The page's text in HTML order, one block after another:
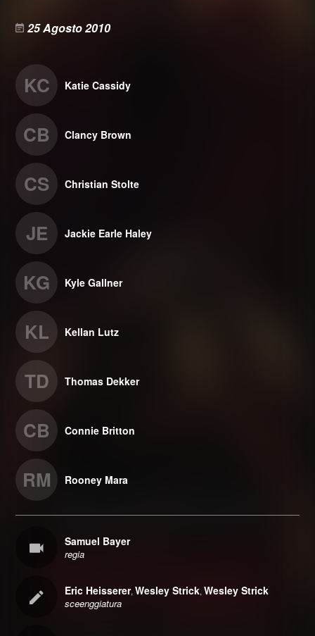
25 Agosto 2010
KC Katie Cassidy
CB Clancy Brown
CS Christian Stolte
JE Jackie Earle Haley
KG Kyle Gallner
KL Kellan Lutz
TD Thomas Dekker
CB Connie Britton
RM Rooney Mara
Samuel Bayer
regia
Eric Heisserer,Wesley Strick,Wesley Strick
sceenggiatura